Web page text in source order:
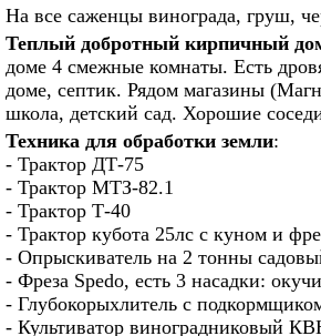
На все саженцы винограда, груш,
Теплый добротный кирпичный
доме 4 смежные комнаты. Есть
доме, септик. Рядом магазины
школа, детский сад. Хорошие
Техника для обработки земли:
- Трактор ДТ-75
- Трактор МТЗ-82.1
- Трактор Т-40
- Трактор кубота 25лс с куном и
- Опрыскиватель на 2 тонны
- Фреза Spedo, есть 3 насадки:
- Глубокорыхлитель с
- Культиватор виноградниковый